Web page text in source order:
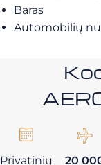
Baras
Automobilių
Privatinių 20